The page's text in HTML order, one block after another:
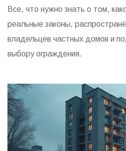
Все, что нужно знать о том,
реальные законы,
владельцев частных домов и
выбору ограждения.